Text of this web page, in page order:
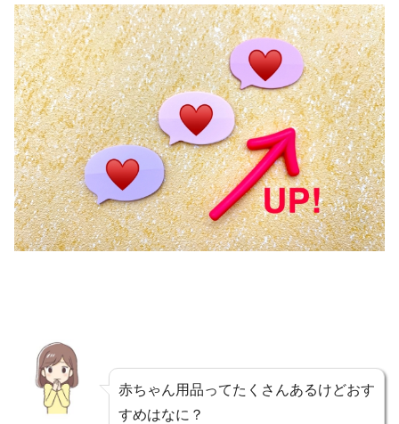
赤ちゃん用品ってたくさんあるけどおす
すめはなに？